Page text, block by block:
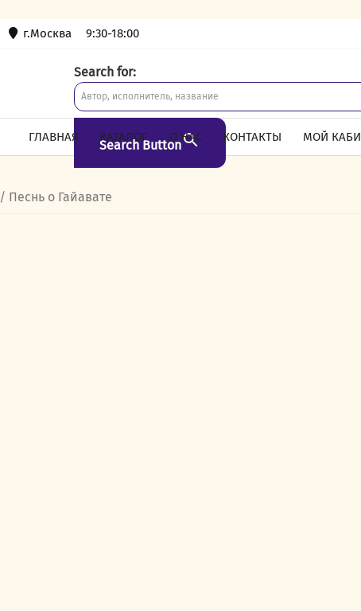
г.Москва 9:30-18:00
Search for:
Search Button
ГЛАВНАЯ КАТАЛОГ О НАС КОНТАКТЫ МОЙ
/ Песнь о Гайавате